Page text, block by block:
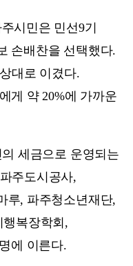
시민은 민선9기
손배찬을 선택했다.
대로 이겼다.
게 약 20%에 가까운
세금으로 운영되는
주도시공사,
루, 파주청소년재단,
복장학회,
에 이른다.